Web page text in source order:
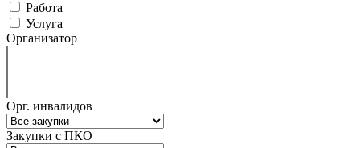
Работа
Услуга
Организатор
Орг. инвалидов
Закупки с ПКО